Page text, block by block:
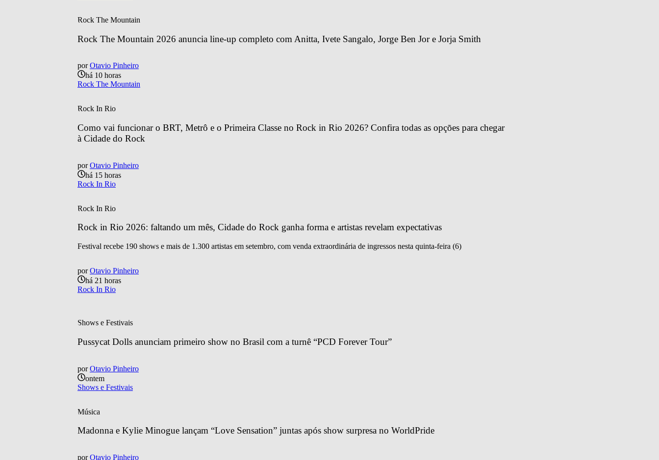
Rock The Mountain
Rock The Mountain 2026 anuncia line-up completo com Anitta, Ivete Sangalo, Jorge Ben Jor e Jorja Smith
por Otavio Pinheiro
há 10 horas
Rock The Mountain
Rock In Rio
Como vai funcionar o BRT, Metrô e o Primeira Classe no Rock in Rio 2026? Confira todas as opções para chegar
à Cidade do Rock
por Otavio Pinheiro
há 15 horas
Rock In Rio
Rock In Rio
Rock in Rio 2026: faltando um mês, Cidade do Rock ganha forma e artistas revelam expectativas
Festival recebe 190 shows e mais de 1.300 artistas em setembro, com venda extraordinária de ingressos nesta quinta-feira (6)
por Otavio Pinheiro
há 21 horas
Rock In Rio
Shows e Festivais
Pussycat Dolls anunciam primeiro show no Brasil com a turnê “PCD Forever Tour”
por Otavio Pinheiro
ontem
Shows e Festivais
Música
Madonna e Kylie Minogue lançam “Love Sensation” juntas após show surpresa no WorldPride
por Otavio Pinheiro